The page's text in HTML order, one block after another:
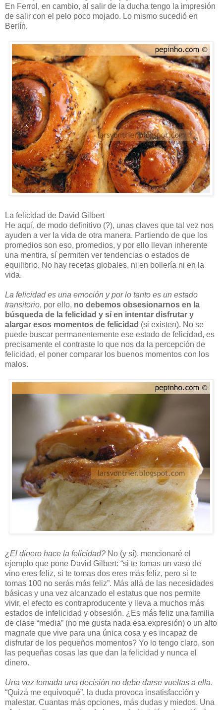
En Ferrol, en cambio, al salir de la ducha tengo la impresión
de salir con el pelo poco mojado. Lo mismo sucedió en
Berlín.
La felicidad de David Gilbert
He aquí, de modo definitivo (?), unas claves que tal vez nos
ayuden a ver la vida de otra manera. Partiendo de que los
promedios son eso, promedios, y por ello llevan inherente
una mentira, sí permiten ver tendencias o estados de
equilibrio. No hay recetas globales, ni en bollería ni en la
vida.
La felicidad es una emoción y por lo tanto es un estado
transitorio, por ello, no debemos obsesionarnos en la
búsqueda de la felicidad y sí en intentar disfrutar y
alargar esos momentos de felicidad (si existen). No se
puede buscar permanentemente ese estado de felicidad, es
precisamente el contraste lo que nos da la percepción de
felicidad, el poner comparar los buenos momentos con los
malos.
¿El dinero hace la felicidad? No (y sí), mencionaré el
ejemplo que pone David Gilbert: “si te tomas un vaso de
vino eres feliz, si te tomas dos eres más feliz, pero si te
tomas 100 no serás más feliz”. Más allá de las necesidades
básicas y una vez alcanzado el estatus que nos permite
vivir, el efecto es contraproducente y lleva a muchos más
estados de infelicidad y obsesión. ¿Es más feliz una familia
de clase “media” (no me gusta nada esa expresión) o un alto
magnate que vive para una única cosa y es incapaz de
disfrutar de los pequeños momentos? Yo lo tengo claro, son
las pequeñas cosas las que dan la felicidad y nunca el
dinero.
Una vez tomada una decisión no debe darse vueltas a ella.
“Quizá me equivoqué”, la duda provoca insatisfacción y
malestar. Cuantas más opciones, más dudas y miedos. Una